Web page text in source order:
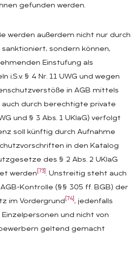
gefunden werden.
werden außerdem nicht nur durch
sondern können,
Einstufung als
i.S.v. § 4 Nr. 11 UWG und wegen
in AGB mittels
auch durch berechtigte private
und § 3 Abs. 1 UKlaG) verfolgt
soll künftig durch Aufnahme
in den Katalog
des § 2 Abs. 2 UKlaG
werden [73] . Unstreitig steht auch
Kontrolle (§§ 305 ff. BGB) der
im Vordergrund [74] , jedenfalls
und nicht von
geltend gemacht